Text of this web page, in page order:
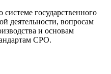
государственного
деятельности, вопросам
и основам
СРО.